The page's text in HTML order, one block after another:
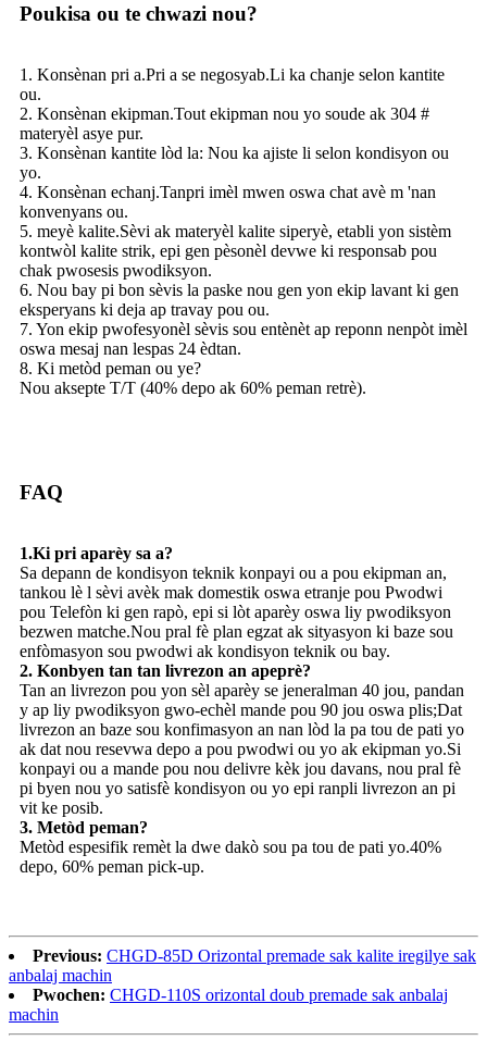
Poukisa ou te chwazi nou?
1. Konsènan pri a.Pri a se negosyab.Li ka chanje selon kantite
ou.
2. Konsènan ekipman.Tout ekipman nou yo soude ak 304 #
materyèl asye pur.
3. Konsènan kantite lòd la: Nou ka ajiste li selon kondisyon ou
yo.
4. Konsènan echanj.Tanpri imèl mwen oswa chat avè m 'nan
konvenyans ou.
5. meyè kalite.Sèvi ak materyèl kalite siperyè, etabli yon sistèm
kontwòl kalite strik, epi gen pèsonèl devwe ki responsab pou
chak pwosesis pwodiksyon.
6. Nou bay pi bon sèvis la paske nou gen yon ekip lavant ki gen
eksperyans ki deja ap travay pou ou.
7. Yon ekip pwofesyonèl sèvis sou entènèt ap reponn nenpòt imèl
oswa mesaj nan lespas 24 èdtan.
8. Ki metòd peman ou ye?
Nou aksepte T/T (40% depo ak 60% peman retrè).
FAQ
1.Ki pri aparèy sa a?
Sa depann de kondisyon teknik konpayi ou a pou ekipman an,
tankou lè l sèvi avèk mak domestik oswa etranje pou Pwodwi
pou Telefòn ki gen rapò, epi si lòt aparèy oswa liy pwodiksyon
bezwen matche.Nou pral fè plan egzat ak sityasyon ki baze sou
enfòmasyon sou pwodwi ak kondisyon teknik ou bay.
2. Konbyen tan tan livrezon an apeprè?
Tan an livrezon pou yon sèl aparèy se jeneralman 40 jou, pandan
y ap liy pwodiksyon gwo-echèl mande pou 90 jou oswa plis;Dat
livrezon an baze sou konfimasyon an nan lòd la pa tou de pati yo
ak dat nou resevwa depo a pou pwodwi ou yo ak ekipman yo.Si
konpayi ou a mande pou nou delivre kèk jou davans, nou pral fè
pi byen nou yo satisfè kondisyon ou yo epi ranpli livrezon an pi
vit ke posib.
3. Metòd peman?
Metòd espesifik remèt la dwe dakò sou pa tou de pati yo.40%
depo, 60% peman pick-up.
Previous: CHGD-85D Orizontal premade sak kalite iregilye sak
anbalaj machin
Pwochen: CHGD-110S orizontal doub premade sak anbalaj
machin